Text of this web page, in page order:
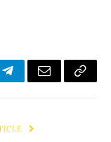
TelegramEmail Copy